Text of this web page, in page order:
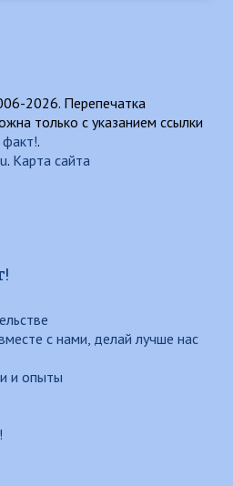
2026. Перепечатка
только с указанием ссылки
.
. Карта сайта
с нами, делай лучше нас
и опыты